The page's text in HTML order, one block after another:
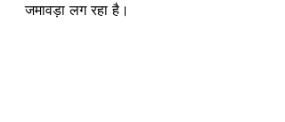
जमावड़ा लग रहा है।